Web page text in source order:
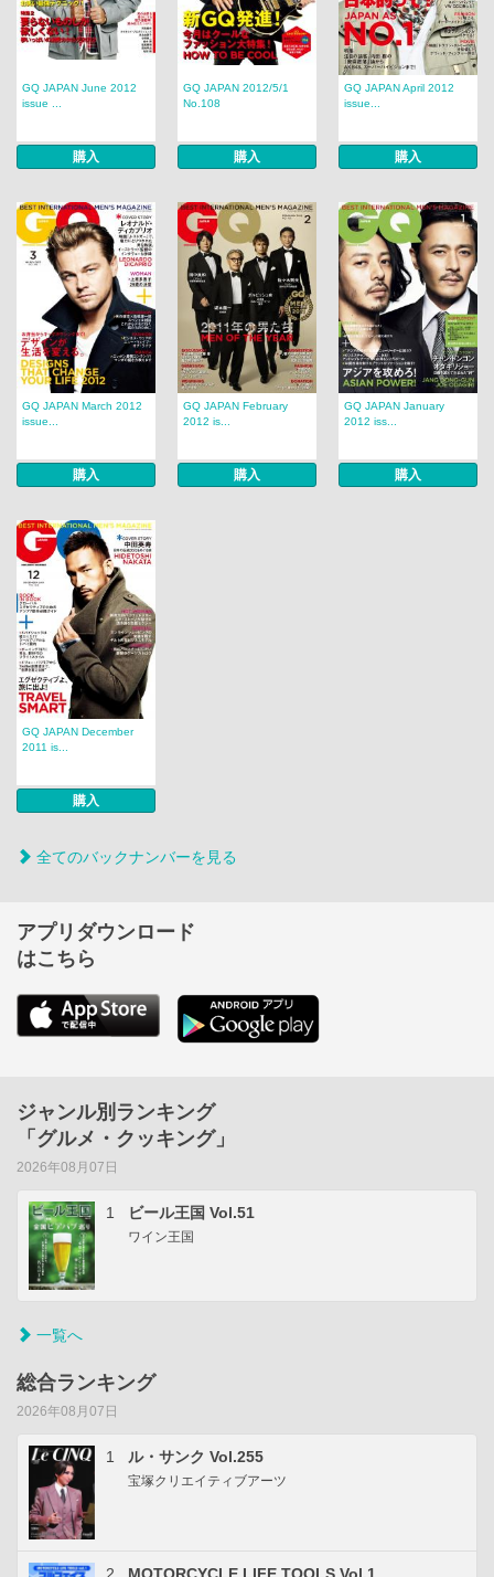
GQ JAPAN June 2012
issue ...
購入
GQ JAPAN 2012/5/1
No.108
購入
GQ JAPAN April 2012
issue...
購入
GQ JAPAN March 2012
issue...
購入
GQ JAPAN February
2012 is...
購入
GQ JAPAN January
2012 iss...
購入
GQ JAPAN December
2011 is...
購入
全てのバックナンバーを見る
アプリダウンロード
はこちら
ジャンル別ランキング
「グルメ・クッキング」
2026年08月07日
1 ビール王国 Vol.51
ワイン王国
一覧へ
総合ランキング
2026年08月07日
1 ル・サンク Vol.255
宝塚クリエイティブアーツ
2 MOTORCYCLE LIFE TOOLS Vol.1